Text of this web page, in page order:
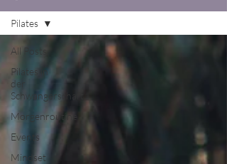
All Posts
Pilates in
der
Schwangerschaft
Morgenroutine
Events
Mindset
Pilates